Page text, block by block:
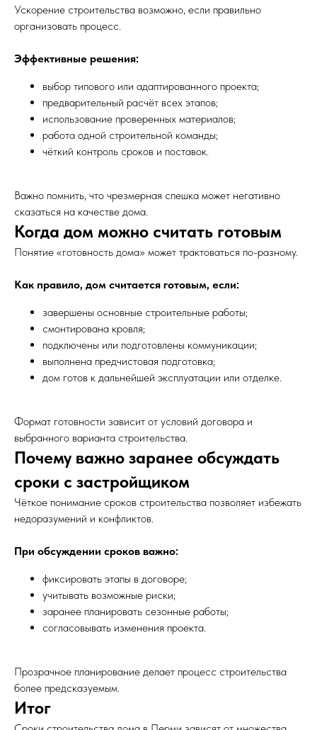
Ускорение строительства возможно, если правильно
организовать процесс.
Эффективные решения:
выбор типового или адаптированного проекта;
предварительный расчёт всех этапов;
использование проверенных материалов;
работа одной строительной команды;
чёткий контроль сроков и поставок.
Важно помнить, что чрезмерная спешка может негативно
сказаться на качестве дома.
Когда дом можно считать готовым
Понятие «готовность дома» может трактоваться по-разному.
Как правило, дом считается готовым, если:
завершены основные строительные работы;
смонтирована кровля;
подключены или подготовлены коммуникации;
выполнена предчистовая подготовка;
дом готов к дальнейшей эксплуатации или отделке.
Формат готовности зависит от условий договора и
выбранного варианта строительства.
Почему важно заранее обсуждать
сроки с застройщиком
Чёткое понимание сроков строительства позволяет избежать
недоразумений и конфликтов.
При обсуждении сроков важно:
фиксировать этапы в договоре;
учитывать возможные риски;
заранее планировать сезонные работы;
согласовывать изменения проекта.
Прозрачное планирование делает процесс строительства
более предсказуемым.
Итог